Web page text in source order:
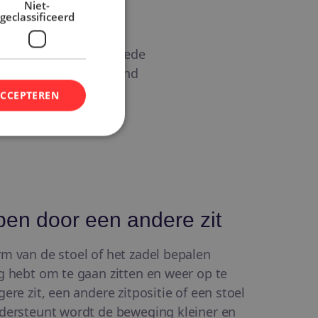
op precies de goede
grip bij het overeind
tijdens het
door een andere zit
van de stoel of het zadel bepalen
hebt om te gaan zitten en weer op te
zit, een andere zitpositie of een stoel
wordt de beweging kleiner en
Niet-
geclassificeerd